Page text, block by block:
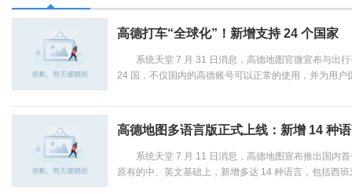
高德打车“全球化”！新增支持 24 个国家
系统天堂 7 月 31 日消息，高德地图官微宣布与出行
24 国，不仅国内的高德账号可以正常的使用，并为用户
高德地图多语言版正式上线：新增 14 种
系统天堂 7 月 11 日消息，高德地图宣布推出国内首
原有的中、英文基础上，新增多达 14 种语言，包括西班